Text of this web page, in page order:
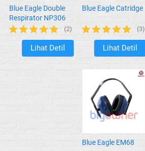
Blue Eagle Double
Respirator NP306
(2)
`Lihat Detil
Blue Eagle Catridge
(3)
`Lihat Detil
Blue Eagle EM68